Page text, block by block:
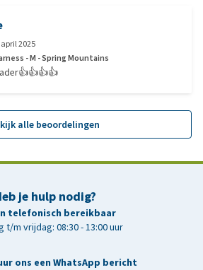
2025
- M - Spring Mountains
alle beoordelingen
je hulp nodig?
telefonisch bereikbaar
t/m vrijdag: 08:30 - 13:00 uur
ons een WhatsApp bericht